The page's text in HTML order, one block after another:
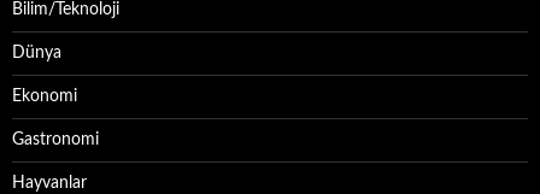
Bilim/Teknoloji
Dünya
Ekonomi
Gastronomi
Hayvanlar